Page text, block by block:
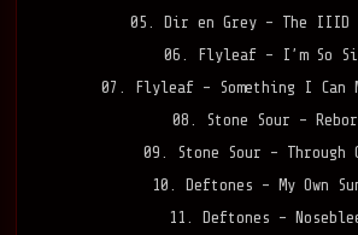
05. Dir en Grey – The IIID
06. Flyleaf – I’m So
07. Flyleaf – Something I Can
08. Stone Sour –
09. Stone Sour – Through
10. Deftones – My Own
11. Deftones –